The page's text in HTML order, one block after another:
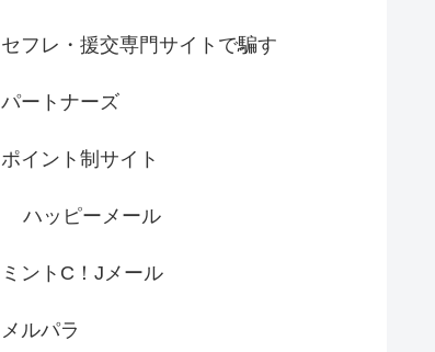
セフレ・援交専門サイトで騙す
パートナーズ
ポイント制サイト
ハッピーメール
ミントC！Jメール
メルパラ